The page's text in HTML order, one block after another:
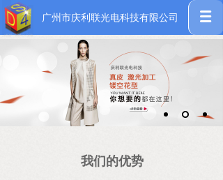
广州市庆利联光电科技有限公司
我们的优势